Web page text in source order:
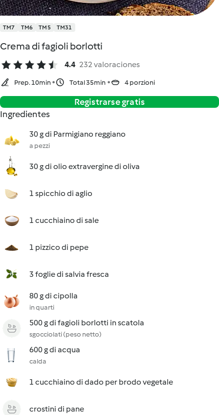
TM7 TM6 TM5 TM31
Crema di fagioli borlotti
4.4 232 valoraciones
Prep. 10min Total 35min 4 porzioni
Registrarse gratis
Ingredientes
30 g di Parmigiano reggiano
a pezzi
30 g di olio extravergine di oliva
1 spicchio di aglio
1 cucchiaino di sale
1 pizzico di pepe
3 foglie di salvia fresca
80 g di cipolla
in quarti
500 g di fagioli borlotti in scatola
sgocciolati (peso netto)
600 g di acqua
calda
1 cucchiaino di dado per brodo vegetale
crostini di pane